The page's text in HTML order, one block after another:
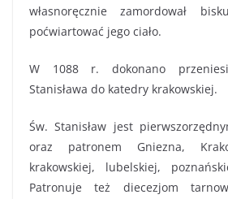
własnoręcznie zamordował
poćwiartować jego ciało.
W 1088 r. dokonano
Stanisława do katedry krakowskiej.
Św. Stanisław jest
oraz patronem Gniezna,
krakowskiej, lubelskiej,
Patronuje też diecezjom